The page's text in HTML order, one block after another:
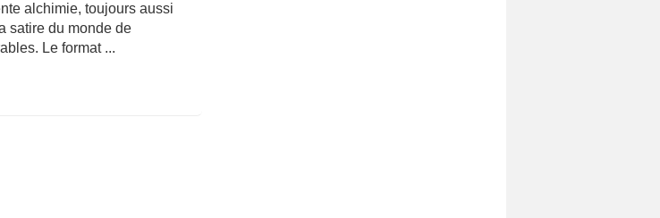
alchimie, toujours aussi
satire du monde de
Le format ...